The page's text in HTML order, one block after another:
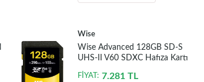
Wise
Wise Advanced 128GB SD-S
UHS-II V60 SDXC Hafıza Kartı
FİYAT: 7.281 TL